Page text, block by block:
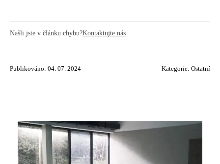
Našli jste v článku chybu?Kontaktujte nás
Publikováno: 04. 07. 2024 Kategorie: Ostatní